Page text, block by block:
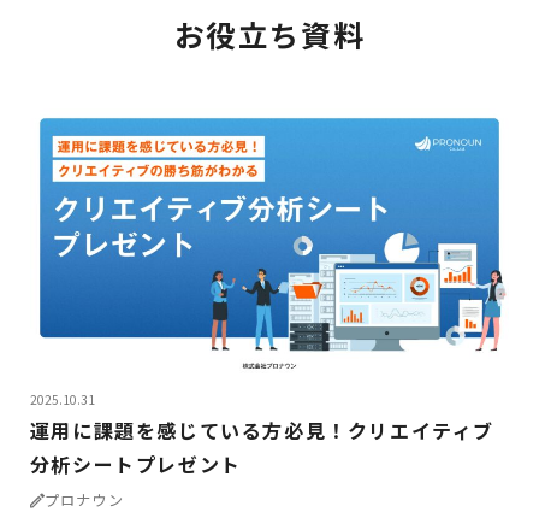
お役立ち資料
2025.10.31
運用に課題を感じている方必見！クリエイティブ
分析シートプレゼント
プロナウン